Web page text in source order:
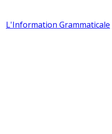
L'Information Grammaticale